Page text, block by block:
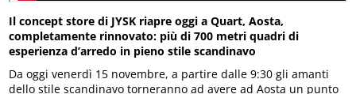
Il concept store di JYSK riapre oggi a Quart, Aosta,
completamente rinnovato: più di 700 metri quadri di
esperienza d’arredo in pieno stile scandinavo
Da oggi venerdì 15 novembre, a partire dalle 9:30 gli amanti
dello stile scandinavo torneranno ad avere ad Aosta un punto